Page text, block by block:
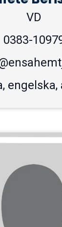
VD
0383-
engelska,